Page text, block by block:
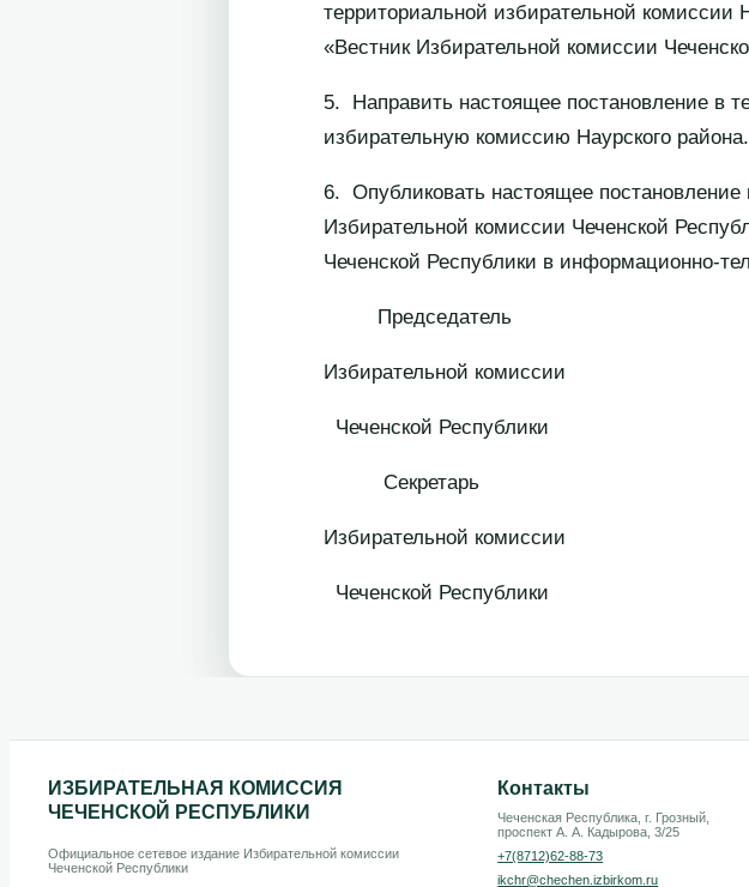
территориальной избирательной
«Вестник Избирательной комиссии
5. Направить настоящее постановление в
избирательную комиссию Наурского района.
6. Опубликовать настоящее
Избирательной комиссии Чеченской
Чеченской Республики в информационно-
Председатель
Избирательной комиссии
Чеченской
Секретарь
Избирательной комиссии
Чеченской
ИЗБИРАТЕЛЬНАЯ КОМИССИЯ
ЧЕЧЕНСКОЙ РЕСПУБЛИКИ
Официальное сетевое издание Избирательной комиссии
Чеченской Республики
Контакты
Чеченская Республика, г. Грозный,
проспект А. А. Кадырова, 3/25
+7(8712)62-88-73
ikchr@chechen.izbirkom.ru